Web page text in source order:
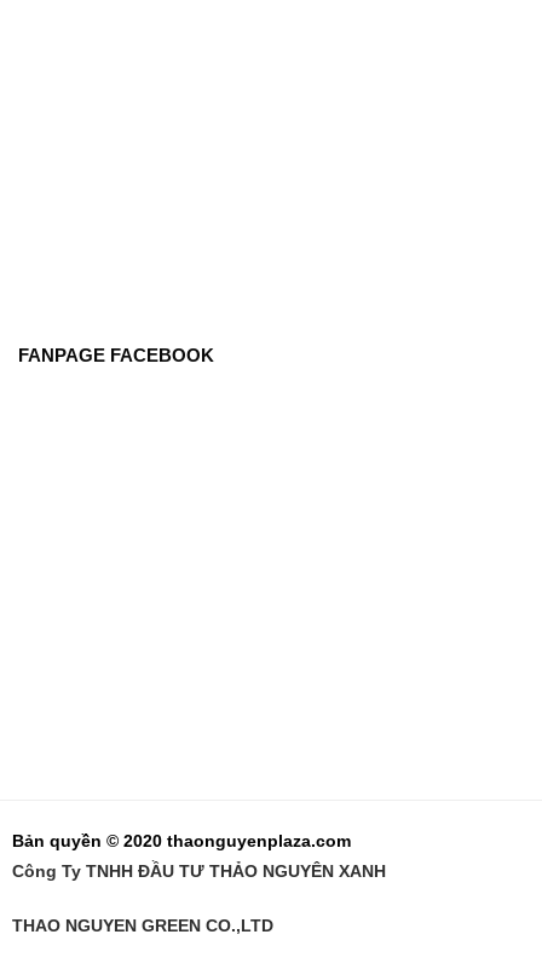
FANPAGE FACEBOOK
Bản quyền © 2020 thaonguyenplaza.com
Công Ty TNHH ĐẦU TƯ THẢO NGUYÊN XANH
THAO NGUYEN GREEN CO.,LTD